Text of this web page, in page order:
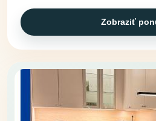
Zobraziť